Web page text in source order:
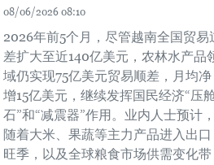
08/06/2026 08:10
2026年前5个月，尽管越南全国贸易
差扩大至近140亿美元，农林水产品
域仍实现75亿美元贸易顺差，月均净
增15亿美元，继续发挥国民经济“压
石”和“减震器”作用。业内人士预计
随着大米、果蔬等主力产品进入出口
旺季，以及全球粮食市场供需变化带